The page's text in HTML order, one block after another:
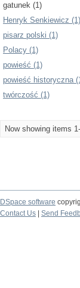
gatunek (1)
Henryk Senkiewicz (1)
pisarz polski (1)
Polacy (1)
powieść (1)
powieść historyczna
twórczość (1)
Now showing items
DSpace software
Contact Us
Send